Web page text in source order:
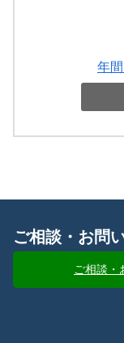
年
ご相談・お問
ご相談・